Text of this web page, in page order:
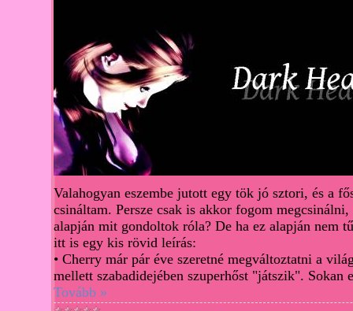
Valahogyan eszembe jutott egy tök jó sztori, és a
csináltam. Persze csak is akkor fogom
alapján mit gondoltok róla? De ha ez alapján nem
itt is egy kis rövid leírás:
• Cherry már pár éve szeretné megváltoztatni a
mellett szabadidejében szuperhőst "játszik". Sokan
Tovább »